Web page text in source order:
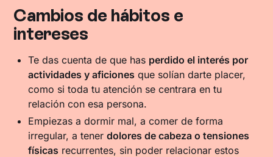
Cambios de hábitos e
intereses
Te das cuenta de que has perdido el interés por
actividades y aficiones que solían darte placer,
como si toda tu atención se centrara en tu
relación con esa persona.
Empiezas a dormir mal, a comer de forma
irregular, a tenerdolores de cabeza o tensiones
físicas recurrentes, sin poder relacionar estos